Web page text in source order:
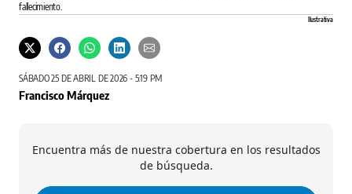
fallecimiento.
Ilustrativa
SÁBADO 25 DE ABRIL DE 2026 - 5:19 PM
Francisco Márquez
Encuentra más de nuestra cobertura en los resultados
de búsqueda.